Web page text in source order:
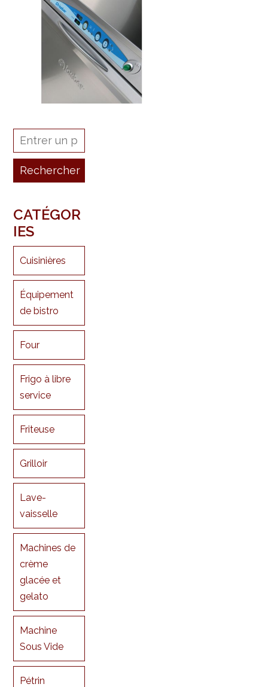
CATÉGOR
IES
Cuisinières
Équipement
de bistro
Four
Frigo à libre
service
Friteuse
Grilloir
Lave-
vaisselle
Machines de
crème
glacée et
gelato
Machine
Sous Vide
Pétrin